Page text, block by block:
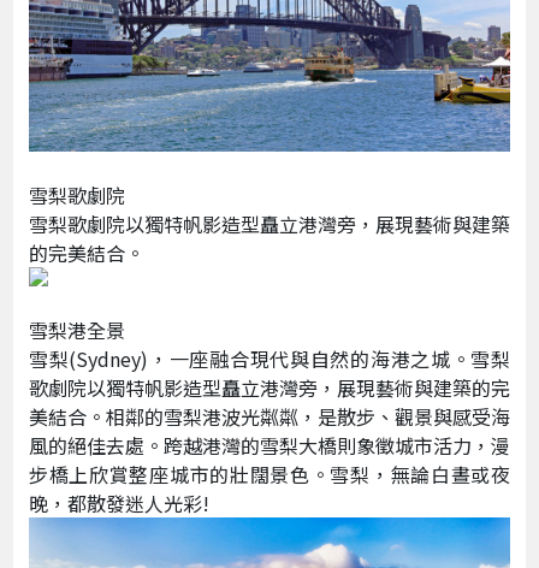
雪梨歌劇院
雪梨歌劇院以獨特帆影造型矗立港灣旁，展現藝術與建築
的完美結合。
雪梨港全景
雪梨(Sydney)，一座融合現代與自然的海港之城。雪梨
歌劇院以獨特帆影造型矗立港灣旁，展現藝術與建築的完
美結合。相鄰的雪梨港波光粼粼，是散步、觀景與感受海
風的絕佳去處。跨越港灣的雪梨大橋則象徵城市活力，漫
步橋上欣賞整座城市的壯闊景色。雪梨，無論白晝或夜
晚，都散發迷人光彩!